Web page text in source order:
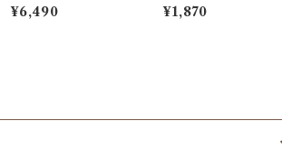
着られる子供服)
¥6,490 ¥1,870